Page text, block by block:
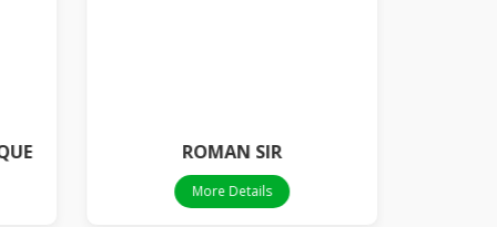
ROMAN SIR
More Details